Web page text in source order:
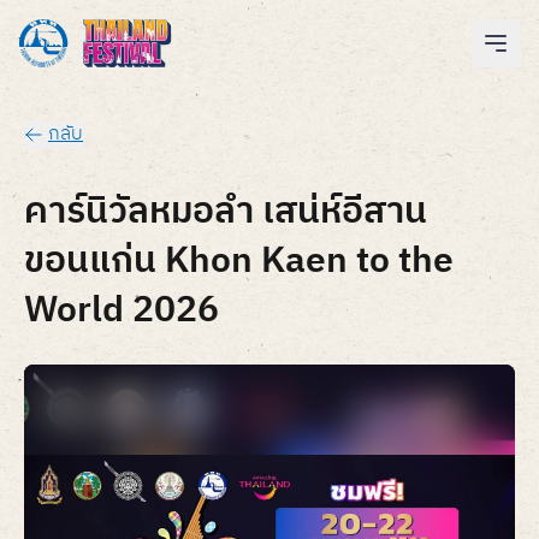
กลับ
คาร์นิวัลหมอลำ เสน่ห์อีสาน
ขอนแก่น Khon Kaen to the
World 2026